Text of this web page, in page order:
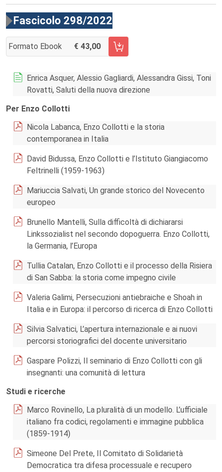
Fascicolo 298/2022
Formato Ebook 43,00
AGGIUNGI AL CARRELLO FASCICOLO 298/2022
Enrica Asquer, Alessio Gagliardi, Alessandra Gissi, Toni
Rovatti, Saluti della nuova direzione
Per Enzo Collotti
Nicola Labanca, Enzo Collotti e la storia
contemporanea in Italia
David Bidussa, Enzo Collotti e l’Istituto Giangiacomo
Feltrinelli (1959-1963)
Mariuccia Salvati, Un grande storico del Novecento
europeo
Brunello Mantelli, Sulla difficoltà di dichiararsi
Linkssozialist nel secondo dopoguerra. Enzo Collotti,
la Germania, l’Europa
Tullia Catalan, Enzo Collotti e il processo della Risiera
di San Sabba: la storia come impegno civile
Valeria Galimi, Persecuzioni antiebraiche e Shoah in
Italia e in Europa: il percorso di ricerca di Enzo Collotti
Silvia Salvatici, L’apertura internazionale e ai nuovi
percorsi storiografici del docente universitario
Gaspare Polizzi, Il seminario di Enzo Collotti con gli
insegnanti: una comunità di lettura
Studi e ricerche
Marco Rovinello, La pluralità di un modello. L’ufficiale
italiano fra codici, regolamenti e immagine pubblica
(1859-1914)
Simeone Del Prete, Il Comitato di Solidarietà
Democratica tra difesa processuale e recupero